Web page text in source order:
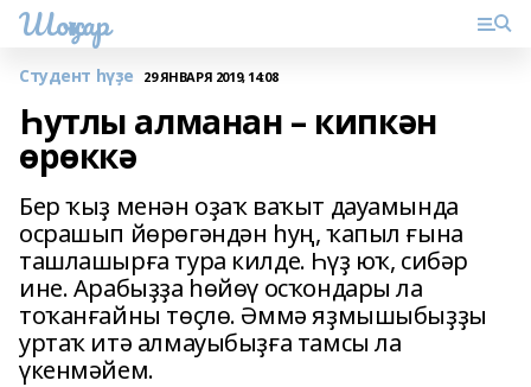
Шоңҡар
Студент һүҙе 29 ЯНВАРЯ 2019, 14:08
Һутлы алманан – кипкән
өрөккә
Бер ҡыҙ менән оҙаҡ ваҡыт дауамында
осрашып йөрөгәндән һуң, ҡапыл ғына
ташлашырға тура килде. Һүҙ юҡ, сибәр
ине. Арабыҙҙа һөйөү осҡондары ла
тоҡанғайны төҫлө. Әммә яҙмышыбыҙҙы
уртаҡ итә алмауыбыҙға тамсы ла
үкенмәйем.